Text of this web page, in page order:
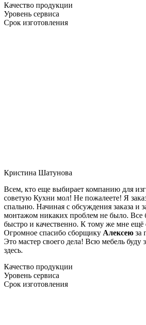
Качество продукции
Уровень сервиса
Срок изготовления
Кристина Шатунова
Всем, кто еще выбирает компанию для
советую Кухни мол! Не пожалеете! Я
спальню. Начиная с обсуждения заказа и
монтажом никаких проблем не было. Все
быстро и качественно. К тому же мне ещё
Огромное спасибо сборщику Алексею за
Это мастер своего дела! Всю мебель буду
здесь.
Качество продукции
Уровень сервиса
Срок изготовления